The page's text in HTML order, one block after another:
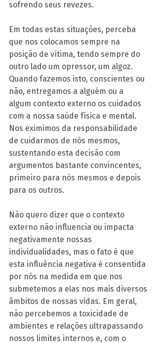
sofrendo seus revezes.
Em todas estas situações, perceba
que nos colocamos sempre na
posição de vítima, tendo sempre do
outro lado um opressor, um algoz.
Quando fazemos isto, conscientes ou
não, entregamos a alguém ou a
algum contexto externo os cuidados
com a nossa saúde física e mental.
Nos eximimos da responsabilidade
de cuidarmos de nós mesmos,
sustentando esta decisão com
argumentos bastante convincentes,
primeiro para nós mesmos e depois
para os outros.
Não quero dizer que o contexto
externo não influencia ou impacta
negativamente nossas
individualidades, mas o fato é que
esta influência negativa é consentida
por nós na medida em que nos
submetemos a elas nos mais diversos
âmbitos de nossas vidas. Em geral,
não percebemos a toxicidade de
ambientes e relações ultrapassando
nossos limites internos e, com o